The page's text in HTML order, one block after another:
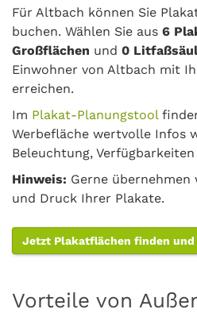
Für Altbach können Sie
buchen. Wählen Sie aus 6
Großflächen und 0
Einwohner von Altbach mit
erreichen.
Im Plakat-Planungstool
Werbefläche wertvolle Infos
Beleuchtung,
Hinweis: Gerne
und Druck Ihrer Plakate.
Jetzt Plakatflächen finden und
Vorteile von